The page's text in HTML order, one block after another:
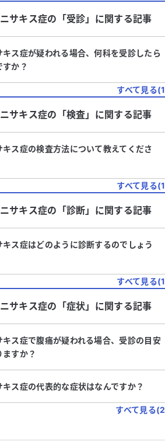
サキス症の「受診」に関する記事
キス症が疑われる場合、何科を受診したら
すか？
すべて見る(1
サキス症の「検査」に関する記事
キス症の検査方法について教えてくださ
すべて見る(1
サキス症の「診断」に関する記事
キス症はどのように診断するのでしょう
すべて見る(1
サキス症の「症状」に関する記事
キス症で腹痛が疑われる場合、受診の目安
ますか？
キス症の代表的な症状はなんですか？
すべて見る(2